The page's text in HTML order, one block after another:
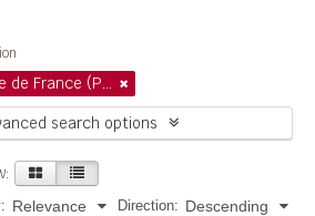
Bibliothèque nationale de France (Paris)
search options
Relevance Direction: Descending